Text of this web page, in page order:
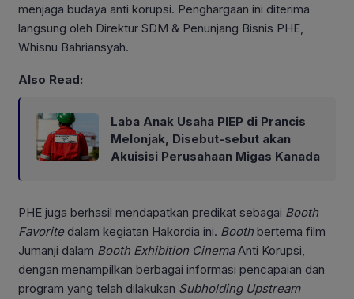
menjaga budaya anti korupsi. Penghargaan ini diterima
langsung oleh Direktur SDM & Penunjang Bisnis PHE,
Whisnu Bahriansyah.
Also Read:
Laba Anak Usaha PIEP di Prancis
Melonjak, Disebut-sebut akan
Akuisisi Perusahaan Migas Kanada
PHE juga berhasil mendapatkan predikat sebagai Booth
Favoritedalam kegiatan Hakordia ini. Booth bertema film
Jumanji dalam Booth Exhibition CinemaAnti Korupsi,
dengan menampilkan berbagai informasi pencapaian dan
program yang telah dilakukan Subholding Upstream